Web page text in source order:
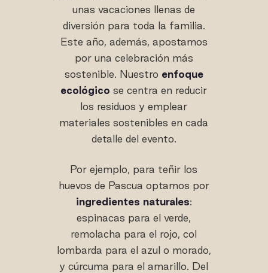
unas vacaciones llenas de
diversión para toda la familia.
Este año, además, apostamos
por una celebración más
sostenible. Nuestro enfoque
ecológico se centra en reducir
los residuos y emplear
materiales sostenibles en cada
detalle del evento.
Por ejemplo, para teñir los
huevos de Pascua optamos por
ingredientes naturales:
espinacas para el verde,
remolacha para el rojo, col
lombarda para el azul o morado,
y cúrcuma para el amarillo. Del